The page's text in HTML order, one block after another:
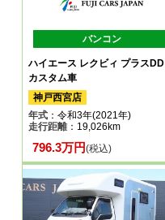
バンコン
ハイエース レクビィ プラスDD
カスタム車
神戸西宮店
年式 ：令和3年(2021年)
走行距離：19,026km
796.3万円(税込)